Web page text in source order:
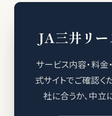
JA三井リ
サービス内容・料
式サイトでご確認く
社に合うか、中立